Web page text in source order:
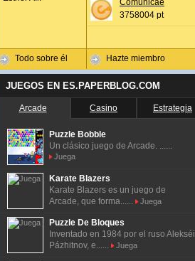
Todo sobre él
Comunicae
3758004 pt
Hazte miembro
JUEGOS EN ES.PAPERBLOG.COM
Arcade Casino Estrategia
Puzzle Bobble
Un clásico juego de Arcade. ......
Juega
Karate Blazers
Karate Blazers es un juego de
Arcade, que forma......
Juega
Puzzle De Bloques
Inventado en 1984 por el ruso Alekséi
Pázhitnov, e......
Juega